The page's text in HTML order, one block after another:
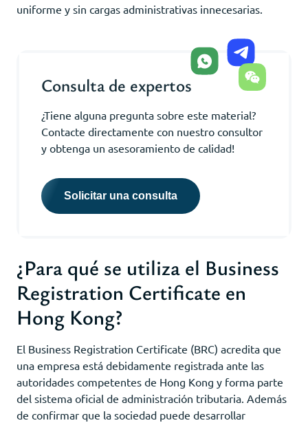
uniforme y sin cargas administrativas innecesarias.
Consulta de expertos
¿Tiene alguna pregunta sobre este material?
Contacte directamente con nuestro consultor
y obtenga un asesoramiento de calidad!
Solicitar una consulta
¿Para qué se utiliza el Business
Registration Certificate en
Hong Kong?
El Business Registration Certificate (BRC) acredita que
una empresa está debidamente registrada ante las
autoridades competentes de Hong Kong y forma parte
del sistema oficial de administración tributaria. Además
de confirmar que la sociedad puede desarrollar